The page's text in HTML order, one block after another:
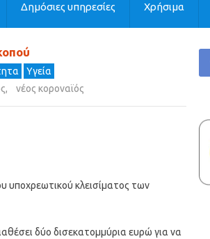
Δημόσιες υπηρεσίες Χρήσιμα
Υγεία
, νέος κοροναϊός
υποχρεωτικού κλεισίματος των
δύο δισεκατομμύρια ευρώ για να